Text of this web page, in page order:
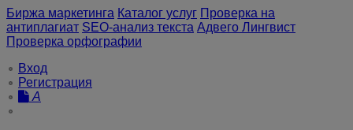
Биржа маркетинга Каталог услуг Проверка на
антиплагиат SEO-анализ текста Адвего Лингвист
Проверка орфографии
Вход
Регистрация
A